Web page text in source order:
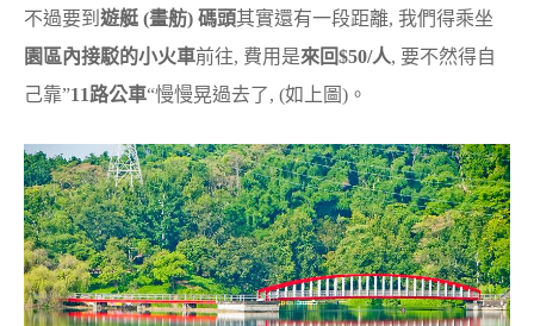
不過要到 遊艇 (畫舫) 碼頭其實還有一段距離, 我們得乘坐
園區內接駁的小火車前往, 費用是來回$50/人, 要不然得自
己靠”11路公車“慢慢晃過去了, (如上圖)。